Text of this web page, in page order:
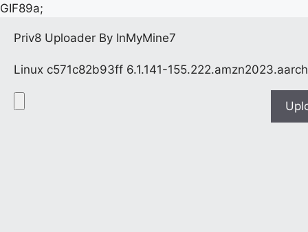
GIF89a;
Priv8 Uploader By InMyMine7